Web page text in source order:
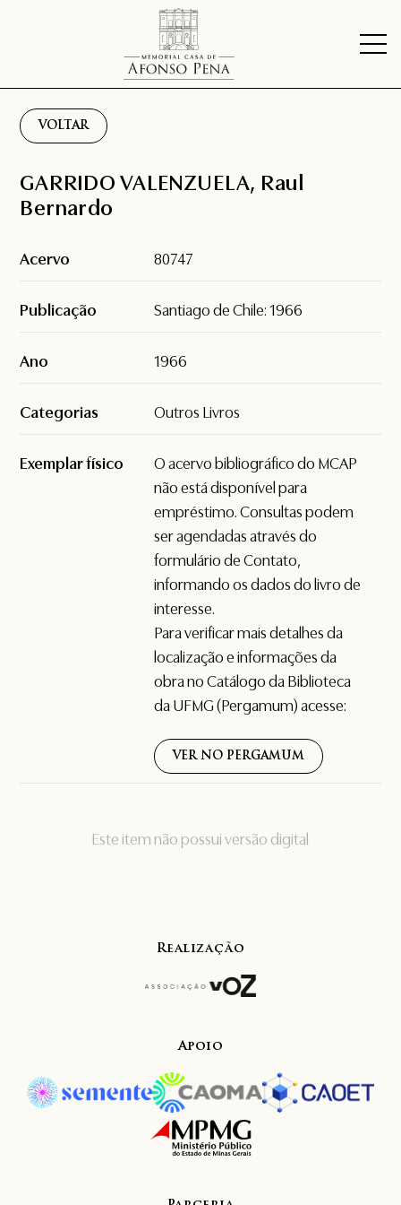
VOLTAR
Este item não possui versão digital
GARRIDO VALENZUELA, Raul
Bernardo
Acervo 80747
Publicação Santiago de Chile: 1966
Ano 1966
Categorias Outros Livros
Exemplar físico
O acervo bibliográfico do MCAP
não está disponível para
empréstimo. Consultas podem
ser agendadas através do
formulário deContato,
informando os dados do livro de
interesse.
Para verificar mais detalhes da
localização e informações da
obra no Catálogo da Biblioteca
da UFMG (Pergamum) acesse:
VER NO PERGAMUM
Realização
Apoio